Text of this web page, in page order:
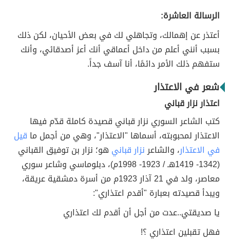
الرسالة العاشرة:
أعتذر عن إهمالك، وتجاهلي لك في بعض الأحيان، لكن ذلك
بسبب أنني أعلم من داخل أعماقي أنك أعز أصدقائي، وأنك
ستفهم ذلك الأمر دائمًا، أنا آسف جداً.
شعر في الاعتذار
اعتذار نزار قباني
كتب الشاعر السوري نزار قباني قصيدة كاملة قدّم فيها
الاعتذار لمحبوبته، أسماها "الاعتذار"، وهي من أجمل ما قيل
في الاعتذار، والشاعرنزار قباني هو؛ نزار بن توفيق القباني
(1342- 1419هـ / 1923- 1998م)، دبلوماسي وشاعر سوري
معاصر، ولد في 21 آذار 1923م من أسرة دمشقية عريقة،
ويبدأ قصيدته بعبارة "أقدم اعتذاري":
يا صديقتي..عدت من أجل أن أقدم لك اعتذاري
فهل تقبلين اعتذاري ؟!